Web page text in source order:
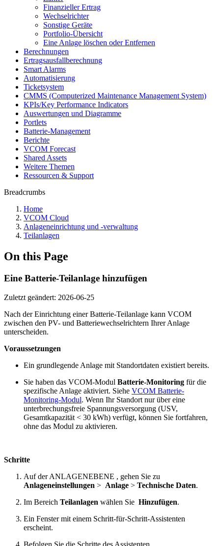
Finanzieller Ertrag
Wechselrichter
Sonstige Geräte
Portfolio-Übersicht
Eine Anlage löschen oder Entfernen
Berechnungen
Ertragsausfallberechnung
Smart Alarms
Automatisierung
Ticketsystem
CMMS (Computerized Maintenance Management System)
KPIs/Key Performance Indicators
Auswertungen und Diagramme
Portlets
Batterie-Management
Berichte
VCOM Forecast
Shared Assets
Weitere Themen
Ressourcen & Support
Breadcrumbs
Home
VCOM Cloud
Anlageneinrichtung und -verwaltung
Teilanlagen
On this Page
Eine Batterie-Teilanlage hinzufügen
Zuletzt geändert: 2026-06-25
Nach der Einrichtung einer Batterie-Teilanlage kann VCOM
zwischen den PV- und Batteriewechselrichtern Ihrer Anlage
unterscheiden.
Voraussetzungen
Ein grundlegende Anlage mit Standortdaten existiert bereits.
Sie haben das VCOM-Modul Batterie-Monitoring für die
spezifische Anlage aktiviert. Siehe VCOM Batterie-
Monitoring-Modul. Wenn Ihr Standort nur über eine
unterbrechungsfreie Spannungsversorgung (USV,
Gesamtkapazität < 30 kWh) verfügt, können Sie fortfahren,
ohne das Modul zu aktivieren.
Schritte
Auf derANLAGENEBENE , gehen Sie zu
Anlageneinstellungen > Anlage > Technische Daten.
Im Bereich Teilanlagen wählen Sie Hinzufügen.
Ein Fenster mit einem Schritt-für-Schritt-Assistenten
erscheint.
Befolgen Sie die Schritte des Assistenten.